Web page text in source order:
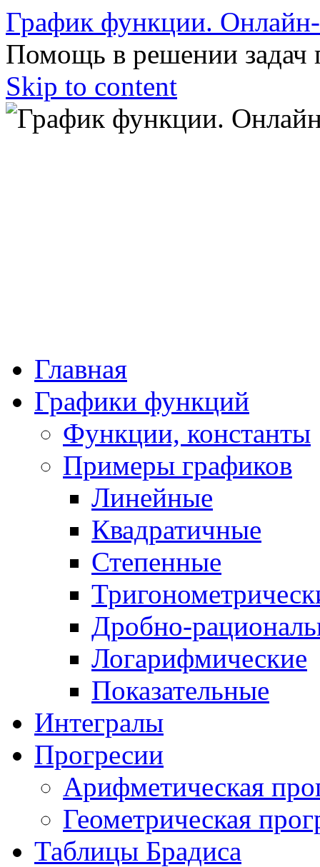
График функции.
Помощь в решении задач
Skip to content
Главная
Графики функций
Функции, константы
Примеры графиков
Линейные
Квадратичные
Степенные
Дробно-
Логарифмические
Показательные
Интегралы
Прогресии
Арифметическая
Геометрическая
Таблицы Брадиса